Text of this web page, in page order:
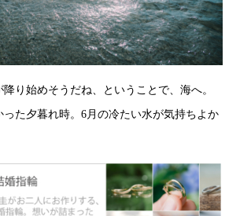
り始めそうだね、ということで、海へ。
った夕暮れ時。6月の冷たい水が気持ちよか